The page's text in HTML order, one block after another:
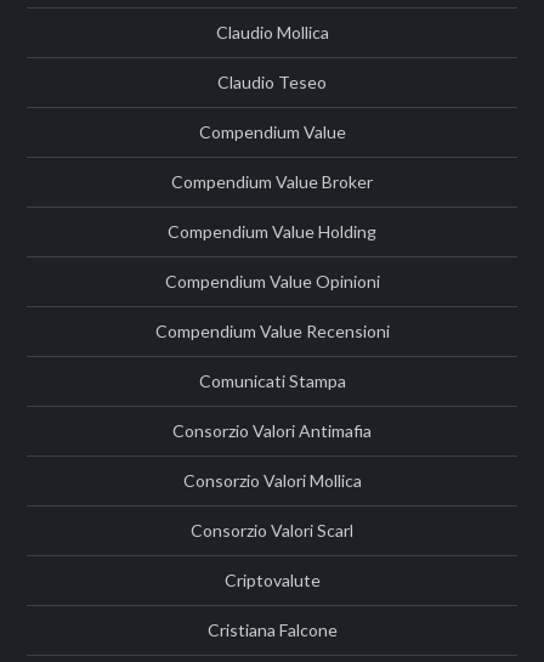
Claudio Mollica
Claudio Teseo
Compendium Value
Compendium Value Broker
Compendium Value Holding
Compendium Value Opinioni
Compendium Value Recensioni
Comunicati Stampa
Consorzio Valori Antimafia
Consorzio Valori Mollica
Consorzio Valori Scarl
Criptovalute
Cristiana Falcone